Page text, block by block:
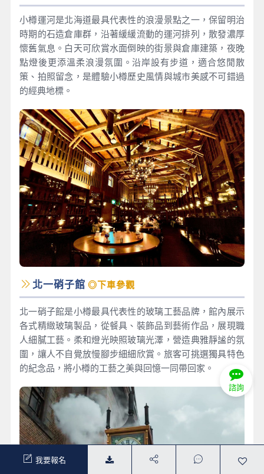
我要報名
小樽運河是北海道最具代表性的浪漫景點之一，保留明治
時期的石造倉庫群，沿著緩緩流動的運河排列，散發濃厚
懷舊氣息。白天可欣賞水面倒映的街景與倉庫建築，夜晚
點燈後更添溫柔浪漫氛圍。沿岸設有步道，適合悠閒散
策、拍照留念，是體驗小樽歷史風情與城市美感不可錯過
的經典地標。
北一硝子館 ◎下車參觀
北一硝子館是小樽最具代表性的玻璃工藝品牌，館內展示
各式精緻玻璃製品，從餐具、裝飾品到藝術作品，展現職
人細膩工藝。柔和燈光映照玻璃光澤，營造典雅靜謐的氛
圍，讓人不自覺放慢腳步細細欣賞。旅客可挑選獨具特色
的紀念品，將小樽的工藝之美與回憶一同帶回家。
諮詢